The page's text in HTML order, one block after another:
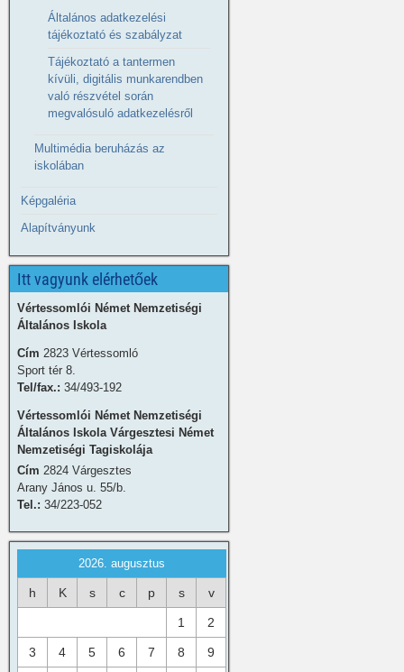
Általános adatkezelési
tájékoztató és szabályzat
Tájékoztató a tantermen
kívüli, digitális munkarendben
való részvétel során
megvalósuló adatkezelésről
Multimédia beruházás az
iskolában
Képgaléria
Alapítványunk
Itt vagyunk elérhetőek
Vértessomlói Német Nemzetiségi
Általános Iskola
Cím 2823 Vértessomló
Sport tér 8.
Tel/fax.: 34/493-192
Vértessomlói Német Nemzetiségi
Általános Iskola Várgesztesi Német
Nemzetiségi Tagiskolája
Cím 2824 Várgesztes
Arany János u. 55/b.
Tel.: 34/223-052
2026. augusztus
h K s c p s v
1 2
3 4 5 6 7 8 9